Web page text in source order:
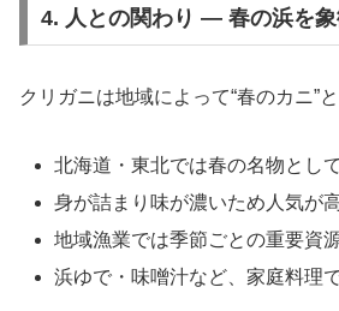
4. 人との関わり ― 春の浜を
クリガニは地域によって“春のカニ”
北海道・東北では春の名物とし
身が詰まり味が濃いため人気が
地域漁業では季節ごとの重要資
浜ゆで・味噌汁など、家庭料理